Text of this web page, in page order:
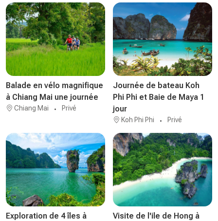
Balade en vélo magnifique
à Chiang Mai une journée
Chiang Mai Privé
Journée de bateau Koh
Phi Phi et Baie de Maya 1
jour
Koh Phi Phi Privé
Exploration de 4 îles à
Visite de l'ile de Hong à